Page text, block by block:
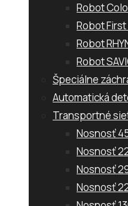
Robot
Robot
Robot
Robot
Špeciálne
Automatická
Transportné
Nosnosť
Nosnosť
Nosnosť
Nosnosť